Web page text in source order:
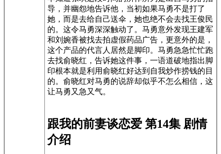
导，并幽怨地告诉他，当初如果马勇不是打了
她，而是去给自己送伞，她也绝不会去找王俊民
的。这令马勇深深触动了。马勇意外发现王建军
和刘婉香被找去拍虚假药品广告，更意外的是，
这个产品的代言人居然是脚印。马勇急急忙忙跑
去找俞晓红，告诉她这件事，一语道破地指出脚
印根本就是利用俞晓红好达到自我炒作捞钱的目
的。俞晓红对马勇的说辞却似乎不怎么相信，这
让马勇又急又气。
跟我的前妻谈恋爱 第14集 剧情
介绍